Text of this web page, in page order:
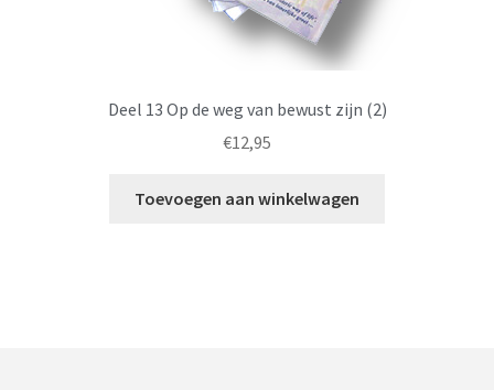
Deel 13 Op de weg van bewust zijn (2)
€12,95
Toevoegen aan winkelwagen